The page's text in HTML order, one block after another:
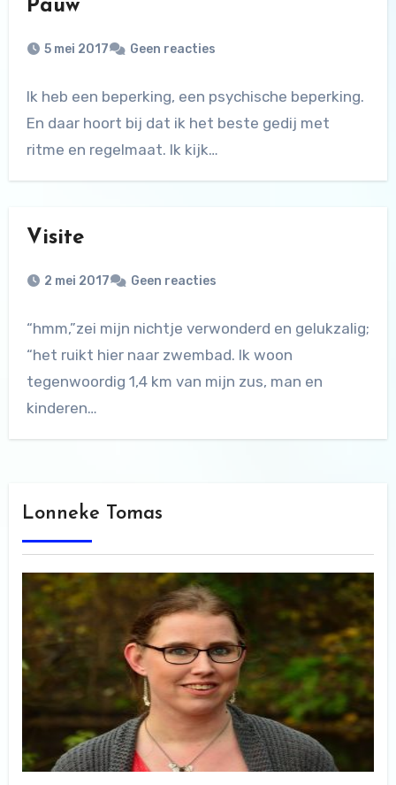
Pauw
5 mei 2017 Geen reacties
Ik heb een beperking, een psychische beperking.
En daar hoort bij dat ik het beste gedij met
ritme en regelmaat. Ik kijk…
Visite
2 mei 2017 Geen reacties
“hmm,”zei mijn nichtje verwonderd en gelukzalig;
“het ruikt hier naar zwembad. Ik woon
tegenwoordig 1,4 km van mijn zus, man en
kinderen…
Lonneke Tomas